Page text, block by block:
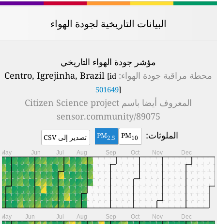
البيانات التاريخية لجودة الهواء
مؤشر جودة الهواء التاريخي
محطة مراقبة جودة الهواء:Centro, Igrejinha, Brazil
[id
501649
المعروف أيضا باسم Citizen Science project
sensor.community/89075
الملوثات:
PM10
PM2.5 تصدير إلى CSV
May Jun Jul Aug Sep Oct Nov Dec
May Jun Jul Aug Sep Oct Nov Dec